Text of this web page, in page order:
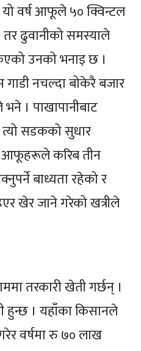
यो वर्ष आफूले ५० क्विन्टल
ढुवानीको समस्याले
उनको भनाइ छ ।
गाडी नचल्दा बोकेरै बजार
। पाखापानीबाट
सडकको सुधार
आफूहरूले करिब तीन
बाध्यता रहेको र
खेर जाने गरेको खत्रीले
तरकारी खेती गर्छन् ।
हुन्छ । यहाँका किसानले
वर्षमा रु ७० लाख